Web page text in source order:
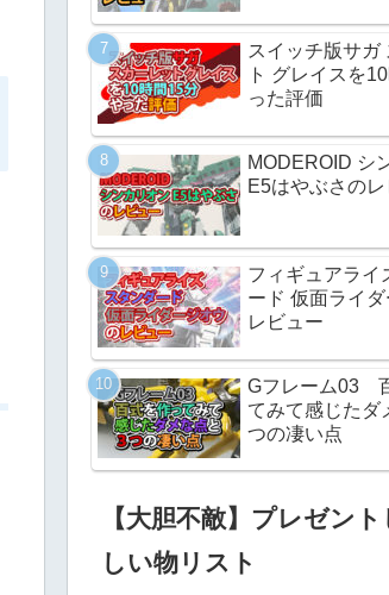
スイッチ版サガ
ト グレイスを
った評価
MODEROID シ
E5はやぶさの
フィギュアライ
ード 仮面ライ
レビュー
Gフレーム03
てみて感じたダ
つの凄い点
【大胆不敵】プレゼン
しい物リスト